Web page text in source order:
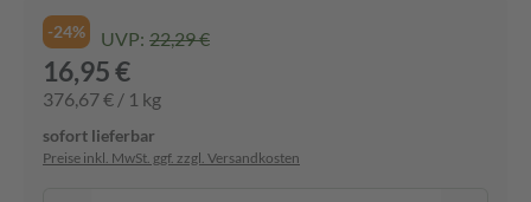
-24% UVP: 22,29 €
16,95 €
376,67 € / 1 kg
sofort lieferbar
Preise inkl. MwSt. ggf. zzgl. Versandkosten